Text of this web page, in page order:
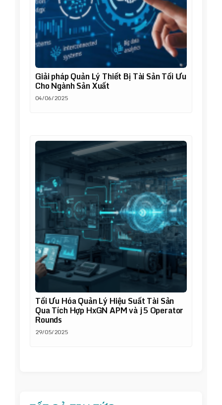
Giải pháp Quản Lý Thiết Bị Tài Sản Tối Ưu
Cho Ngành Sản Xuất
04/06/2025
Tối Ưu Hóa Quản Lý Hiệu Suất Tài Sản
Qua Tích Hợp HxGN APM và j5 Operator
Rounds
29/05/2025